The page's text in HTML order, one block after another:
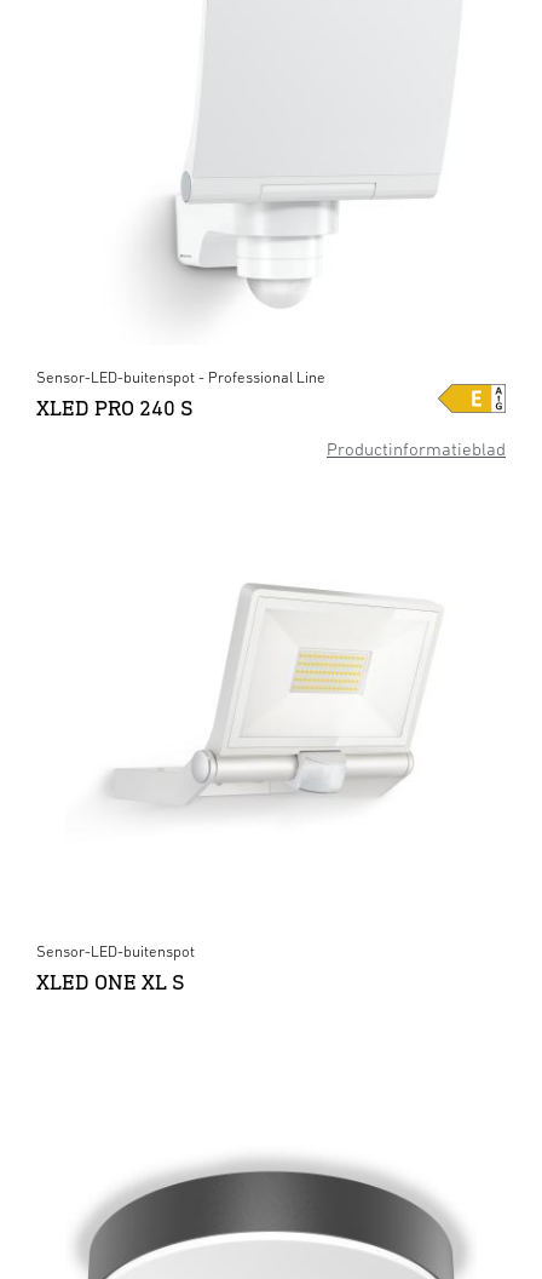
Productinformatieblad
Sensor-LED-buitenspot - Professional Line
XLED PRO 240 S
Sensor-LED-buitenspot
XLED ONE XL S